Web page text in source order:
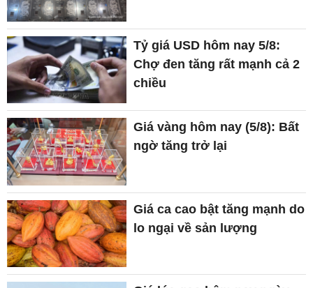
Tỷ giá USD hôm nay 5/8:
Chợ đen tăng rất mạnh cả 2
chiều
Giá vàng hôm nay (5/8): Bất
ngờ tăng trở lại
Giá ca cao bật tăng mạnh do
lo ngại về sản lượng